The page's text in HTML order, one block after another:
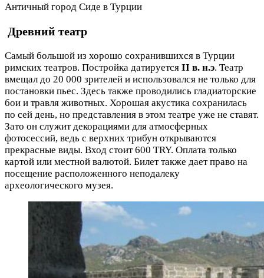
Античный город Сиде в Турции
Древний театр
Самый большой из хорошо сохранившихся в Турции
римских театров. Постройка датируется II в. н.э. Театр
вмещал до 20 000 зрителей и использовался не только для
постановки пьес. Здесь также проводились гладиаторские
бои и травля животных. Хорошая акустика сохранилась
по сей день, но представления в этом театре уже не ставят.
Зато он служит декорациями для атмосферных
фотосессий, ведь с верхних трибун открываются
прекрасные виды. Вход стоит 600 TRY. Оплата только
картой или местной валютой. Билет также дает право на
посещение расположенного неподалеку
археологического музея.